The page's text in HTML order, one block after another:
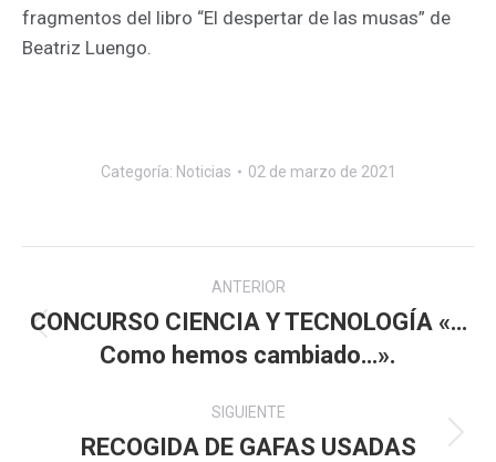
fragmentos del libro “El despertar de las musas” de
Beatriz Luengo.
Categoría: Noticias 02 de marzo de 2021
Navegación
entre
publicaciones
ANTERIOR
Publicación
anterior:
CONCURSO CIENCIA Y TECNOLOGÍA «…
Como hemos cambiado…».
SIGUIENTE
Publicación
RECOGIDA DE GAFAS USADAS